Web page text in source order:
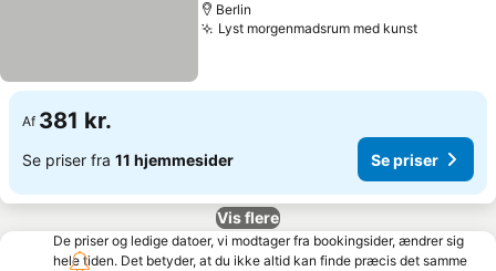
Berlin
Lyst morgenmadsrum med kunst
Af 381 kr.
Se priser fra 11 hjemmesider Se priser
Vis flere
De priser og ledige datoer, vi modtager fra bookingsider, ændrer sig
hele tiden. Det betyder, at du ikke altid kan finde præcis det samme